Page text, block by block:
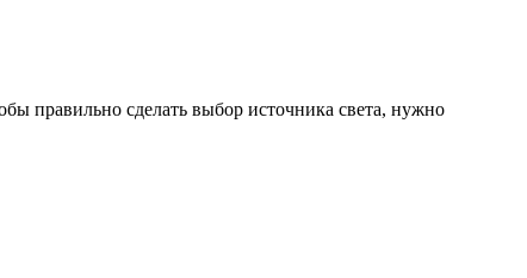
правильно сделать выбор источника света, нужно